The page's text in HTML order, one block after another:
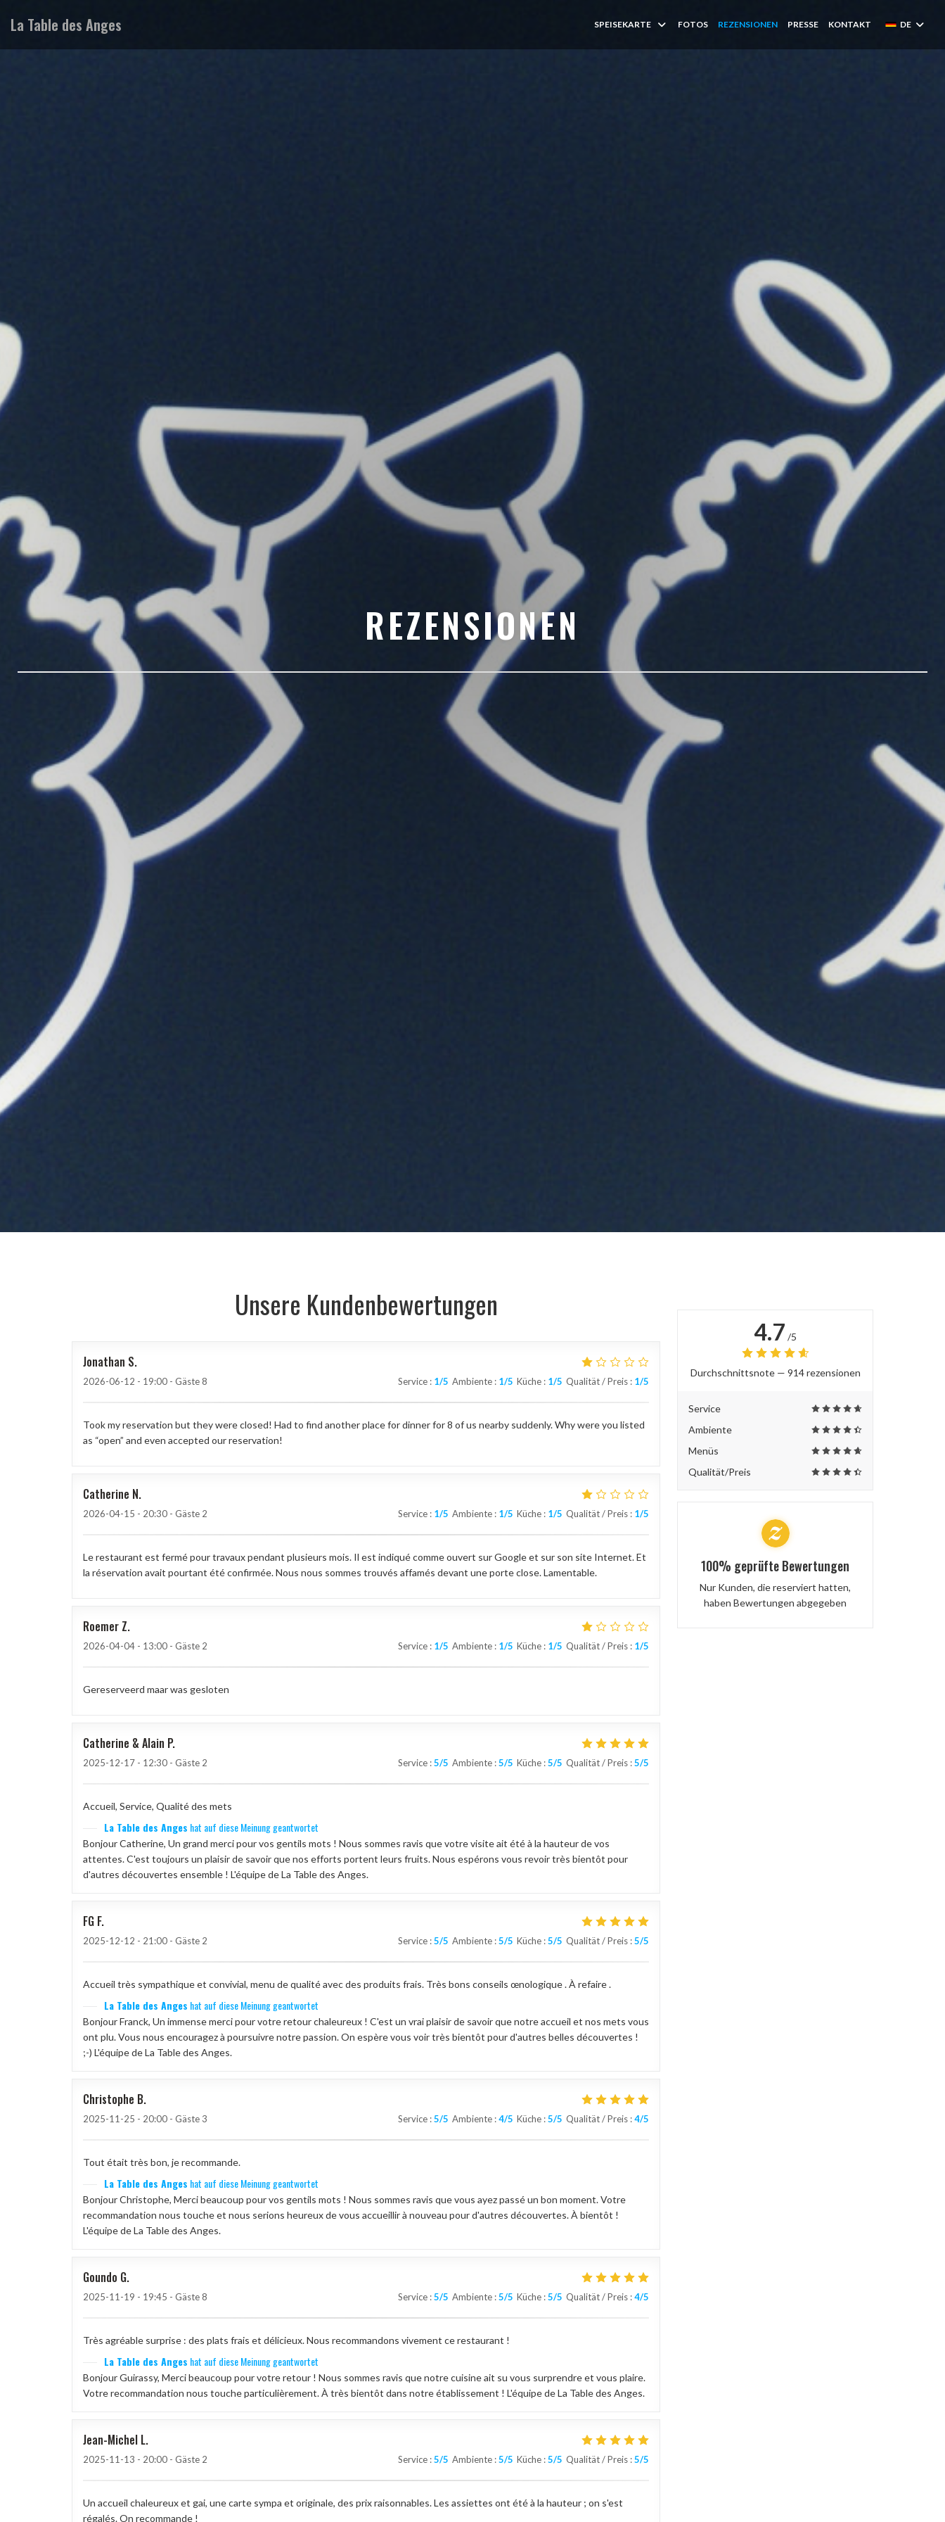
La Table des Anges SPEISEKARTE FOTOS REZENSIONEN PRESSE KONTAKT DE
REZENSIONEN
Unsere Kundenbewertungen
Jonathan S
2026-06-12 - 19:00 - Gäste 8 Service : 1/5 Ambiente : 1/5 Küche : 1/5 Qualität / Preis : 1/5
Took my reservation but they were closed! Had to find another place for dinner for 8 of us nearby suddenly. Why were you listed
as “open” and even accepted our reservation!
Catherine N
2026-04-15 - 20:30 - Gäste 2 Service : 1/5 Ambiente : 1/5 Küche : 1/5 Qualität / Preis : 1/5
Le restaurant est fermé pour travaux pendant plusieurs mois. Il est indiqué comme ouvert sur Google et sur son site Internet. Et
la réservation avait pourtant été confirmée. Nous nous sommes trouvés affamés devant une porte close. Lamentable.
Roemer Z
2026-04-04 - 13:00 - Gäste 2 Service : 1/5 Ambiente : 1/5 Küche : 1/5 Qualität / Preis : 1/5
Gereserveerd maar was gesloten
Catherine & Alain P
2025-12-17 - 12:30 - Gäste 2 Service :5/5 Ambiente :5/5 Küche :5/5 Qualität / Preis :5/5
Accueil, Service, Qualité des mets
La Table des Anges hat auf diese Meinung geantwortet
Bonjour Catherine, Un grand merci pour vos gentils mots ! Nous sommes ravis que votre visite ait été à la hauteur de vos
attentes. C'est toujours un plaisir de savoir que nos efforts portent leurs fruits. Nous espérons vous revoir très bientôt pour
d'autres découvertes ensemble ! L'équipe de La Table des Anges.
FG F
2025-12-12 - 21:00 - Gäste 2 Service :5/5 Ambiente :5/5 Küche :5/5 Qualität / Preis :5/5
Accueil très sympathique et convivial, menu de qualité avec des produits frais. Très bons conseils œnologique . À refaire .
La Table des Anges hat auf diese Meinung geantwortet
Bonjour Franck, Un immense merci pour votre retour chaleureux ! C'est un vrai plaisir de savoir que notre accueil et nos mets vous
ont plu. Vous nous encouragez à poursuivre notre passion. On espère vous voir très bientôt pour d'autres belles découvertes !
;-) L'équipe de La Table des Anges.
Christophe B
2025-11-25 - 20:00 - Gäste 3 Service :5/5 Ambiente :4/5 Küche :5/5 Qualität / Preis :4/5
Tout était très bon, je recommande.
La Table des Anges hat auf diese Meinung geantwortet
Bonjour Christophe, Merci beaucoup pour vos gentils mots ! Nous sommes ravis que vous ayez passé un bon moment. Votre
recommandation nous touche et nous serions heureux de vous accueillir à nouveau pour d'autres découvertes. À bientôt !
L'équipe de La Table des Anges.
Goundo G
2025-11-19 - 19:45 - Gäste 8 Service :5/5 Ambiente :5/5 Küche :5/5 Qualität / Preis :4/5
Très agréable surprise : des plats frais et délicieux. Nous recommandons vivement ce restaurant !
La Table des Anges hat auf diese Meinung geantwortet
Bonjour Guirassy, Merci beaucoup pour votre retour ! Nous sommes ravis que notre cuisine ait su vous surprendre et vous plaire.
Votre recommandation nous touche particulièrement. À très bientôt dans notre établissement ! L'équipe de La Table des Anges.
Jean-Michel L
2025-11-13 - 20:00 - Gäste 2 Service :5/5 Ambiente :5/5 Küche :5/5 Qualität / Preis :5/5
Un accueil chaleureux et gai, une carte sympa et originale, des prix raisonnables. Les assiettes ont été à la hauteur ; on s'est
régalés. On recommande !
4.7 /5
Durchschnittsnote — 914 rezensionen
Service
Ambiente
Menüs
Qualität/Preis
100% geprüfte Bewertungen
Nur Kunden, die reserviert hatten,
haben Bewertungen abgegeben